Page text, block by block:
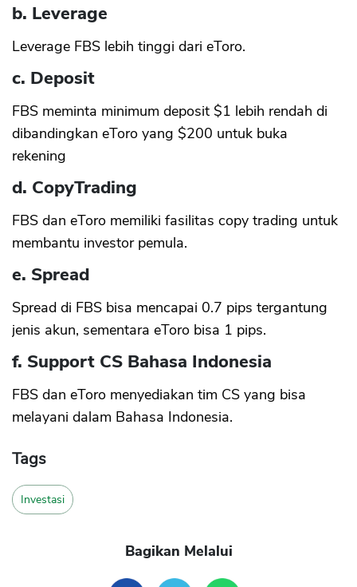
b. Leverage
Leverage FBS lebih tinggi dari eToro.
c. Deposit
FBS meminta minimum deposit $1 lebih rendah di
dibandingkan eToro yang $200 untuk buka
rekening
d. CopyTrading
FBS dan eToro memiliki fasilitas copy trading untuk
membantu investor pemula.
e. Spread
Spread di FBS bisa mencapai 0.7 pips tergantung
jenis akun, sementara eToro bisa 1 pips.
f. Support CS Bahasa Indonesia
FBS dan eToro menyediakan tim CS yang bisa
melayani dalam Bahasa Indonesia.
Tags
Investasi
Bagikan Melalui